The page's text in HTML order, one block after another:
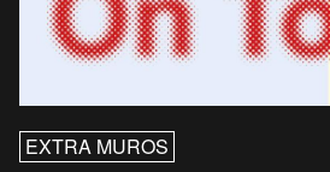
EXTRA MUROS